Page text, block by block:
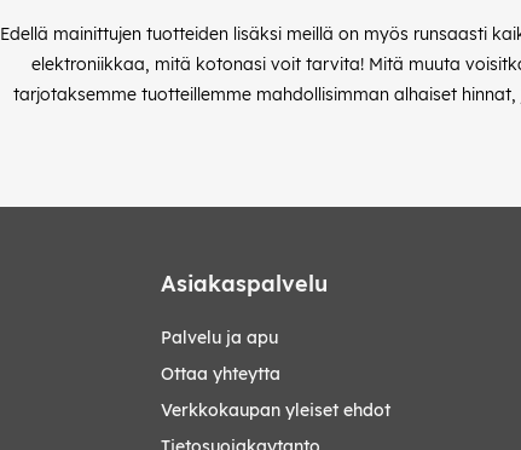
Edellä mainittujen tuotteiden lisäksi meillä on myös runsaasti
elektroniikkaa, mitä kotonasi voit tarvita! Mitä muuta
tarjotaksemme tuotteillemme mahdollisimman alhaiset
Asiakaspalvelu
Palvelu ja apu
Ottaa yhteytta
Verkkokaupan yleiset ehdot